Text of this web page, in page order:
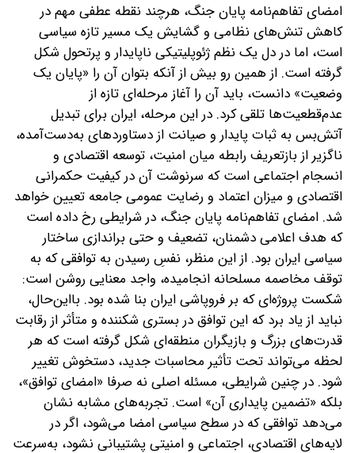
امضای تفاهم‌نامه پایان جنگ، هرچند نقطه عطفی مهم در
کاهش تنش‌های نظامی و گشایش یک مسیر تازه سیاسی
است، اما در دل یک نظم ژئوپلیتیکی ناپایدار و پرتحول شکل
گرفته است. از همین رو بیش از آنکه بتوان آن را «پایان یک
وضعیت» دانست، باید آن را آغاز مرحله‌ای تازه از
عدم‌قطعیت‌ها تلقی کرد. در این مرحله، ایران برای تبدیل
آتش‌بس به ثبات پایدار و صیانت از دستاوردهای به‌دست‌آمده،
ناگزیر از بازتعریف رابطه میان امنیت، توسعه اقتصادی و
انسجام اجتماعی است که سرنوشت آن در کیفیت حکمرانی
اقتصادی و میزان اعتماد و رضایت عمومی جامعه تعیین خواهد
شد. امضای تفاهم‌نامه پایان جنگ، در شرایطی رخ داده است
که هدف اعلامی دشمنان، تضعیف و حتی براندازی ساختار
سیاسی ایران بود. از این منظر، نفسِ رسیدن به توافقی که به
توقف مخاصمه مسلحانه انجامیده، واجد معنایی روشن است:
شکست پروژه‌ای که بر فروپاشی ایران بنا شده بود. با‌این‌حال،
نباید از یاد برد که این توافق در بستری شکننده و متأثر از رقابت
قدرت‌های بزرگ و بازیگران منطقه‌ای شکل گرفته است که هر
لحظه می‌تواند تحت تأثیر محاسبات جدید، دستخوش تغییر
شود. در چنین شرایطی، مسئله اصلی نه صرفا «امضای توافق»،
بلکه «تضمین پایداری آن» است. تجربه‌های مشابه نشان
می‌دهد توافقی که در سطح سیاسی امضا می‌شود، اگر در
لایه‌های اقتصادی، اجتماعی و امنیتی پشتیبانی نشود، به‌سرعت